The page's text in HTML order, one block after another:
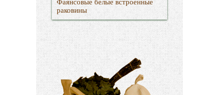
Фаянсовые белые встроенные
раковины